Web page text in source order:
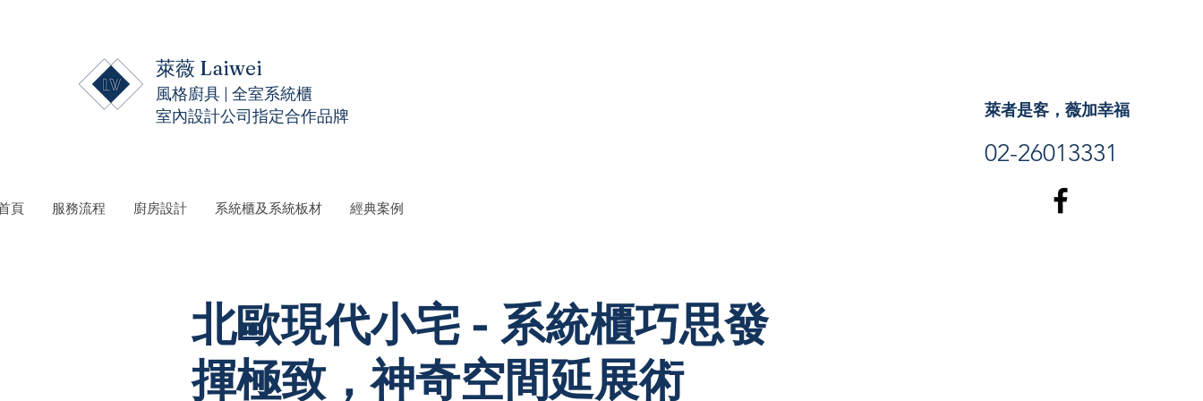
萊薇 Laiwei
風格廚具 | 全室系統櫃
室內設計公司指定合作品牌
萊者是客，薇加幸福
02-26013331
頁 服務流程 廚房設計 系統櫃及系統板材 經典案例
北歐現代小宅 - 系統櫃巧思發
揮極致，神奇空間延展術